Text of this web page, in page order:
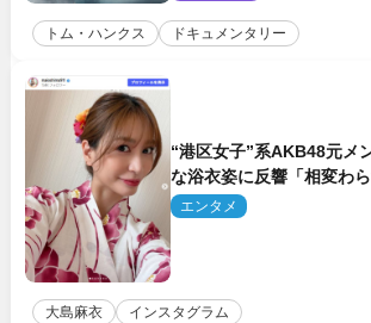
トム・ハンクス ドキュメンタリー
“港区女子”系AKB48元メ
な浴衣姿に反響「相変わら
エンタメ
大島麻衣 インスタグラム